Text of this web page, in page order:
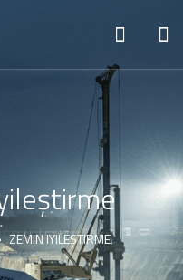
ZEMIN IYILEŞTIRME